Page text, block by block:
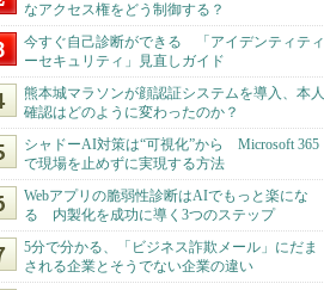
なアクセス権をどう制御する？
今すぐ自己診断ができる 「アイデンティティ
ーセキュリティ」見直しガイド
熊本城マラソンが顔認証システムを導入、本人
確認はどのように変わったのか？
シャドーAI対策は“可視化”から Microsoft 365
で現場を止めずに実現する方法
Webアプリの脆弱性診断はAIでもっと楽にな
る 内製化を成功に導く3つのステップ
5分で分かる、「ビジネス詐欺メール」にだま
される企業とそうでない企業の違い